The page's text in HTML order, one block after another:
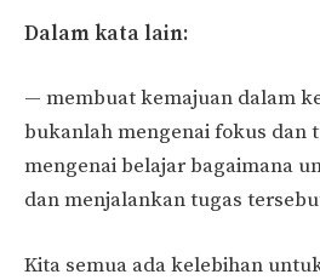
Dalam kata lain:
— membuat kemajuan dalam
bukanlah mengenai fokus dan
mengenai belajar bagaimana
dan menjalankan tugas
Kita semua ada kelebihan